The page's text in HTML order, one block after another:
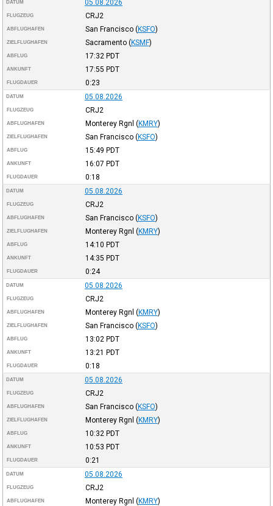
DATUM 05.08.2026
FLUGZEUG CRJ2
ABFLUGHAFEN San Francisco (KSFO)
ZIELFLUGHAFEN Sacramento (KSMF)
ABFLUG 17:32 PDT
ANKUNFT 17:55 PDT
FLUGDAUER 0:23
DATUM 05.08.2026
FLUGZEUG CRJ2
ABFLUGHAFEN Monterey Rgnl (KMRY)
ZIELFLUGHAFEN San Francisco (KSFO)
ABFLUG 15:49 PDT
ANKUNFT 16:07 PDT
FLUGDAUER 0:18
DATUM 05.08.2026
FLUGZEUG CRJ2
ABFLUGHAFEN San Francisco (KSFO)
ZIELFLUGHAFEN Monterey Rgnl (KMRY)
ABFLUG 14:10 PDT
ANKUNFT 14:35 PDT
FLUGDAUER 0:24
DATUM 05.08.2026
FLUGZEUG CRJ2
ABFLUGHAFEN Monterey Rgnl (KMRY)
ZIELFLUGHAFEN San Francisco (KSFO)
ABFLUG 13:02 PDT
ANKUNFT 13:21 PDT
FLUGDAUER 0:18
DATUM 05.08.2026
FLUGZEUG CRJ2
ABFLUGHAFEN San Francisco (KSFO)
ZIELFLUGHAFEN Monterey Rgnl (KMRY)
ABFLUG 10:32 PDT
ANKUNFT 10:53 PDT
FLUGDAUER 0:21
DATUM 05.08.2026
FLUGZEUG CRJ2
ABFLUGHAFEN Monterey Rgnl (KMRY)